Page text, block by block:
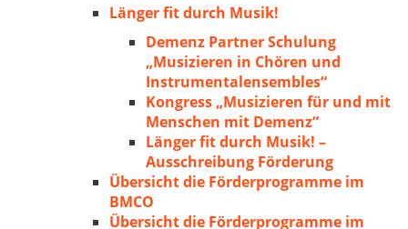
Länger fit durch Musik!
Demenz Partner Schulung
„Musizieren in Chören und
Instrumentalensembles“
Kongress „Musizieren für und mit
Menschen mit Demenz“
Länger fit durch Musik! –
Ausschreibung Förderung
Übersicht die Förderprogramme im
BMCO
Übersicht die Förderprogramme im